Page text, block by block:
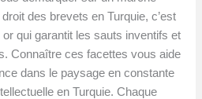
des brevets en Turquie, c’est
qui garantit les sauts inventifs et
Connaître ces facettes vous aide
dans le paysage en constante
en Turquie. Chaque